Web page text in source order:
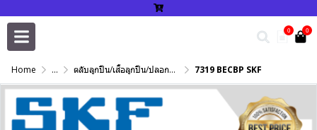
0 0
Home ... ตลับลูกปืน/เสื้อลูกปืน/ปลอกปรับเพลา/แหวนกำหนด/เพลาฮาร์ดโครม 7319 BECBP SKF